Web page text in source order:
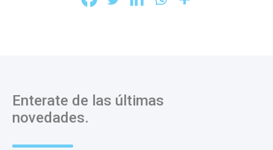
Enterate de las últimas
novedades.